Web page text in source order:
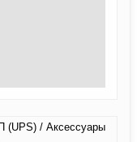
(UPS) / Аксессуары